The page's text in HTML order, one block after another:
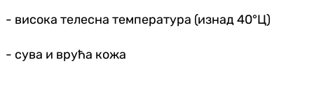
- висока телесна температура (изнад 40°Ц)
- сува и врућа кожа